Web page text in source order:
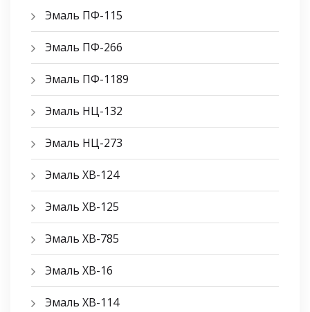
Эмаль ПФ-115
Эмаль ПФ-266
Эмаль ПФ-1189
Эмаль НЦ-132
Эмаль НЦ-273
Эмаль ХВ-124
Эмаль ХВ-125
Эмаль ХВ-785
Эмаль ХВ-16
Эмаль ХВ-114